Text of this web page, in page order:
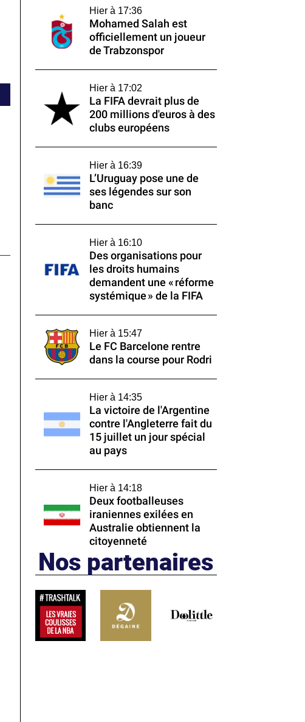
Hier à 17:36
Mohamed Salah est
officiellement un joueur
de Trabzonspor
Hier à 17:02
La FIFA devrait plus de
200 millions d'euros à des
clubs européens
Hier à 16:39
L’Uruguay pose une de
ses légendes sur son
banc
Hier à 16:10
Des organisations pour
les droits humains
demandent une « réforme
systémique » de la FIFA
Hier à 15:47
Le FC Barcelone rentre
dans la course pour Rodri
Hier à 14:35
La victoire de l'Argentine
contre l'Angleterre fait du
15 juillet un jour spécial
au pays
Hier à 14:18
Deux footballeuses
iraniennes exilées en
Australie obtiennent la
citoyenneté
Nos partenaires